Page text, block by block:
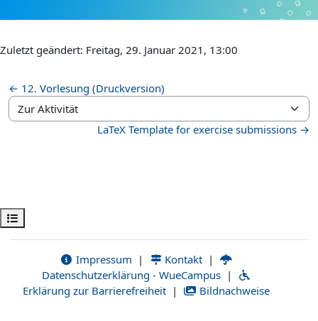
Kursindex öffnen
Zuletzt geändert: Freitag, 29. Januar 2021, 13:00
← 12. Vorlesung (Druckversion)
Zur Aktivität
LaTeX Template for exercise submissions →
Impressum | Kontakt |
Datenschutzerklärung - WueCampus |
Erklärung zur Barrierefreiheit | Bildnachweise